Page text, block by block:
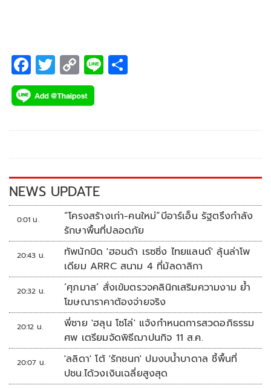
F
ac
e
k
T
wi
tt
C
o
p
k
Li
NEWS UPDATE
0:01 น.
“โครงสร้างเก่า-คนใหม่”บีอาร์เอ็น รัฐตรึงกำลัง
รักษาพื้นที่ปลอดภัย
20:43 น.
ทัพนักบิด 'ฮอนด้า เรซซิ่ง ไทยแลนด์' ลุ้นล่าโพ
เดียม ARRC สนาม 4 ที่มัลดาลิกา
20:32 น.
‘ศุภมาส’ สั่งเข้มตรวจคลินิกเสริมความงาม ย้ำ
โฆษณาราคาต้องจ่ายจริง
20:12 น.
พี่ชาย 'ฮลุน โซโล่' แจ้งกำหนดการสวดอภิธรรม
ศพ เตรียมจัดพิธีฌาปนกิจ 11 ส.ค.
20:07 น.
'ลลิดา' โต้ 'รักชนก' ปมงบน้ำบาดาล ชี้พื้นที่
ปชน.ได้วงเงินเฉลี่ยสูงสุด